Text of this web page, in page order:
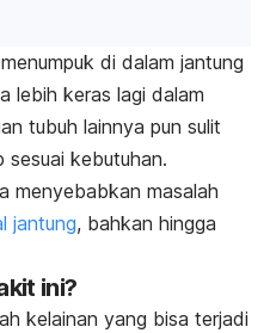
di dalam jantung
lebih keras lagi dalam
tubuh lainnya pun sulit
kebutuhan.
menyebabkan masalah
jantung, bahkan hingga
ini?
kelainan yang bisa terjadi